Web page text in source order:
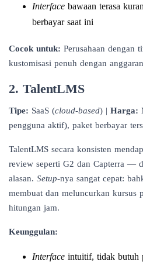
Interface bawaan terasa
berbayar saat ini
Cocok untuk: Perusahaan dengan
kustomisasi penuh dengan
2. TalentLMS
Tipe: SaaS (cloud-based) | Harga:
pengguna aktif), paket berbayar
TalentLMS secara konsisten
review seperti G2 dan Capterra —
alasan. Setup-nya sangat cepat:
membuat dan meluncurkan kursus
hitungan jam.
Keunggulan:
Interface intuitif, tidak butuh